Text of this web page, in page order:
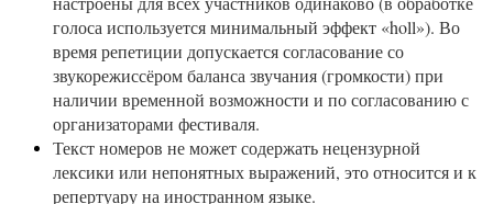
голоса используется минимальный эффект «holl»). Во
время репетиции допускается согласование со
звукорежиссёром баланса звучания (громкости) при
наличии временной возможности и по согласованию с
организаторами фестиваля.
Текст номеров не может содержать нецензурной
лексики или непонятных выражений, это относится и к
репертуару на иностранном языке.